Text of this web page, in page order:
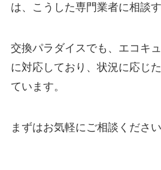
は、こうした専門業者に相談
交換パラダイスでも、エコキ
に対応しており、状況に応じ
ています。
まずはお気軽にご相談ください